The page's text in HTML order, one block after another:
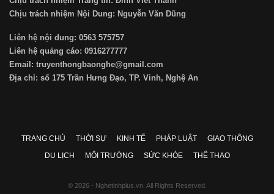
Chịu trách nhiệm Nội Dung: Nguyễn Văn Dũng
Liên hệ nội dung: 0563 575757
Liên hệ quảng cáo: 0916277777
Email: truyenthongbaonghe@gmail.com
Địa chỉ: số 175 Trần Hưng Đạo, TP. Vinh, Nghệ An
TRANG CHỦ THỜI SỰ KINH TẾ PHÁP LUẬT
GIAO THÔNG
DU LỊCH
MÔI TRƯỜNG SỨC KHỎE THỂ THAO
© 2026 - Nghetinhplus.vn. All Rights Reserved.